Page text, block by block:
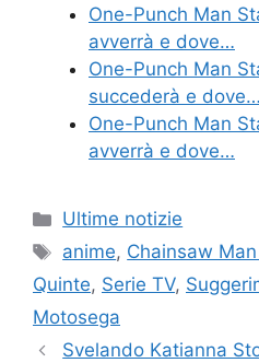
One-Punch Man
avverrà e dove…
One-Punch Man
succederà e dove…
One-Punch Man
avverrà e dove…
Categories
Ultime notizie
Tags
anime, Chainsaw
Quinte, Serie TV,
Motosega
Svelando Katianna